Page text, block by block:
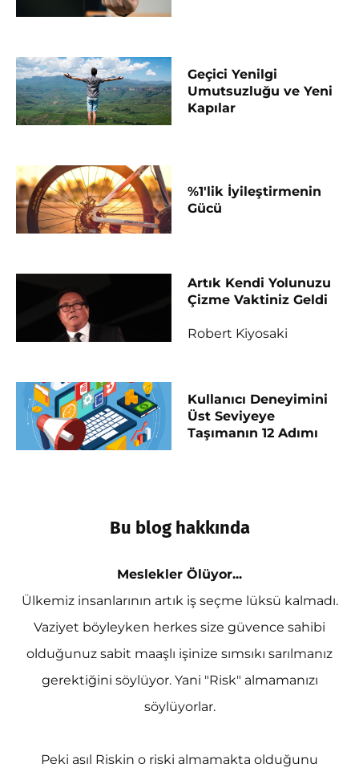
Geçici Yenilgi
Umutsuzluğu ve Yeni
Kapılar
%1'lik İyileştirmenin
Gücü
Artık Kendi Yolunuzu
Çizme Vaktiniz Geldi
Robert Kiyosaki
Kullanıcı Deneyimini
Üst Seviyeye
Taşımanın 12 Adımı
Bu blog hakkında
Meslekler Ölüyor...
Ülkemiz insanlarının artık iş seçme lüksü kalmadı.
Vaziyet böyleyken herkes size güvence sahibi
olduğunuz sabit maaşlı işinize sımsıkı sarılmanız
gerektiğini söylüyor. Yani "Risk" almamanızı
söylüyorlar.
Peki asıl Riskin o riski almamakta olduğunu